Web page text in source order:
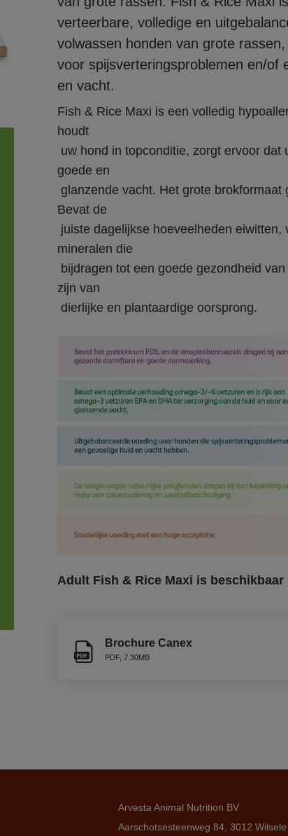
verteerbare, volledige en
volwassen honden van grote
voor spijsverteringsproblemen en/of
en vacht.
Fish & Rice Maxi is een volledig
houdt
goede en
Bevat de
mineralen die
zijn van
dierlijke en plantaardige oorsprong.
Adult Fish & Rice Maxi is beschikbaar
Brochure Canex
PDF, 7.30MB
Arvesta Animal Nutrition BV
Aarschotsesteenweg 84, 3012 Wilsele